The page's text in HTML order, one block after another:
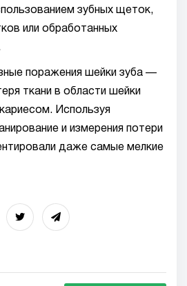
зубных щеток,
или обработанных
поражения шейки зуба —
ткани в области шейки
Используя
и измерения потери
даже самые мелкие